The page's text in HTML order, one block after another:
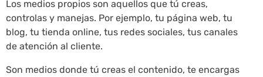
Los medios propios son aquellos que tú creas,
controlas y manejas. Por ejemplo, tu página web, tu
blog, tu tienda online, tus redes sociales, tus canales
de atención al cliente.
Son medios donde tú creas el contenido, te encargas